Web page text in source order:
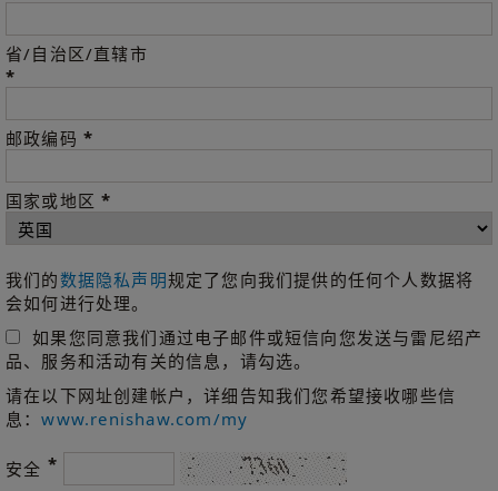
省/自治区/直辖市
*
邮政编码 *
国家或地区*
我们的数据隐私声明规定了您向我们提供的任何个人数据将
会如何进行处理。
如果您同意我们通过电子邮件或短信向您发送与雷尼绍产
品、服务和活动有关的信息，请勾选。
请在以下网址创建帐户，详细告知我们您希望接收哪些信
息：www.renishaw.com/my
安全 *